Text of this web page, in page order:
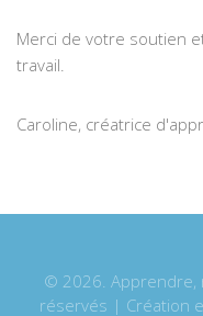
Merci de votre soutien
travail.
Caroline, créatrice
© 2026. Apprendre,
réservés | Création